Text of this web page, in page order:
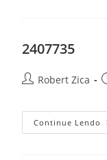
2407735
Robert Zica
Continue Lendo